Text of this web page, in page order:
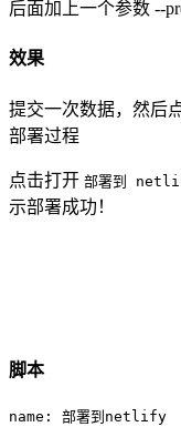
后面加上一个参数 --
效果
提交一次数据，然后
部署过程
点击打开 部署到
示部署成功！
脚本
name: 部署到netlify